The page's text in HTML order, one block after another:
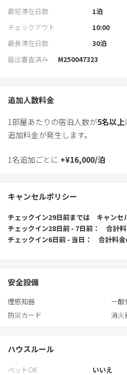
最短滞在日数 1泊
チェックアウト
10:00
最長滞在日数
30泊
届出審査済み
M250047323
追加人数料金
1部屋あたりの宿泊人数が5名以上
追加料金が発生します。
1名追加ごとに +¥16,000/泊
キャンセルポリシー
チェックイン29日前までは
キャンセ
チェックイン28日前 - 7日前
合計
チェックイン6日前 - 当日
合計料
安全設備
煙感知器
一酸
防災カード
消火
ハウスルール
ペットOK
いいえ